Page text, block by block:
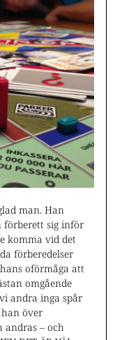
man. Han
förberett sig inför
komma vid det
förberedelser
oförmåga att
omgående
andra inga spår
över
andras – och